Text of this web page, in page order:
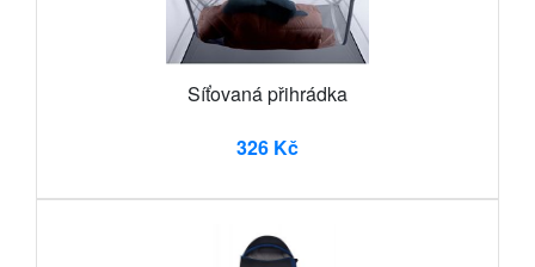
Síťovaná přihrádka
326 Kč